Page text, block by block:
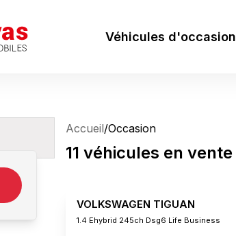
Véhicules d'occasion
Accueil/Occasion
11 véhicules en vente
VOLKSWAGEN TIGUAN
1.4 Ehybrid 245ch Dsg6 Life Business